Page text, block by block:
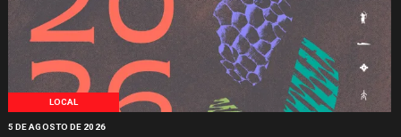
LOCAL
5 DE AGOSTO DE 2026